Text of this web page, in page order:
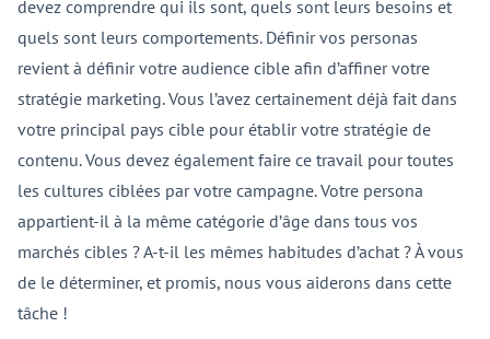
devez comprendre qui ils sont, quels sont leurs besoins et
quels sont leurs comportements. Définir vos personas
revient à définir votre audience cible afin d’affiner votre
stratégie marketing. Vous l’avez certainement déjà fait dans
votre principal pays cible pour établir votre stratégie de
contenu. Vous devez également faire ce travail pour toutes
les cultures ciblées par votre campagne. Votre persona
appartient-il à la même catégorie d’âge dans tous vos
marchés cibles ? A-t-il les mêmes habitudes d’achat ? À vous
de le déterminer, et promis, nous vous aiderons dans cette
tâche !